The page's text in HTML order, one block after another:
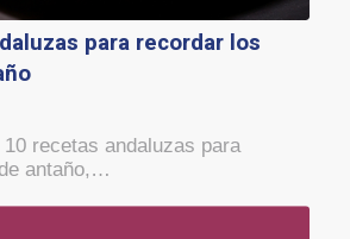
para recordar los
recetas andaluzas para
antaño,…